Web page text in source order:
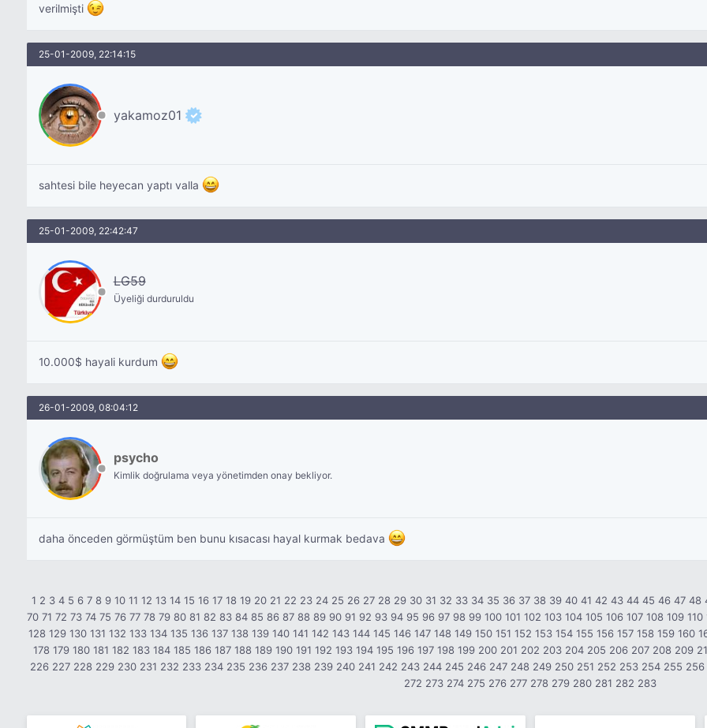
verilmişti
25-01-2009, 22:14:15
yakamoz01
sahtesi bile heyecan yaptı valla
25-01-2009, 22:42:47
LG59
Üyeliği durduruldu
10.000$ hayali kurdum
26-01-2009, 08:04:12
psycho
Kimlik doğrulama veya yönetimden onay bekliyor.
daha önceden görmüştüm ben bunu kısacası hayal kurmak bedava
1 2 3 4 5 6 7 8 9 10 11 12 13 14 15 16 17 18 19 20 21 22 23 24 25 26 27 28 29 30 31 32 33 34 35 36 37 38 39 40 41 42 43 44 45 46 47 48
70 71 72 73 74 75 76 77 78 79 80 81 82 83 84 85 86 87 88 89 90 91 92 93 94 95 96 97 98 99 100 101 102 103 104 105 106 107 108 109 110
128 129 130 131 132 133 134 135 136 137 138 139 140 141 142 143 144 145 146 147 148 149 150 151 152 153 154 155 156 157 158 159 160
178 179 180 181 182 183 184 185 186 187 188 189 190 191 192 193 194 195 196 197 198 199 200 201 202 203 204 205 206 207 208 209
226 227 228 229 230 231 232 233 234 235 236 237 238 239 240 241 242 243 244 245 246 247 248 249 250 251 252 253 254 255 256
272 273 274 275 276 277 278 279 280 281 282 283